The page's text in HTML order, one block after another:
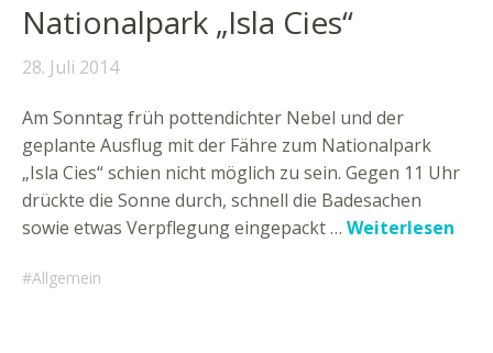
Nationalpark „Isla Cies“
28. Juli 2014
Am Sonntag früh pottendichter Nebel und der
geplante Ausflug mit der Fähre zum Nationalpark
„Isla Cies“ schien nicht möglich zu sein. Gegen 11 Uhr
drückte die Sonne durch, schnell die Badesachen
sowie etwas Verpflegung eingepackt … Weiterlesen
Allgemein